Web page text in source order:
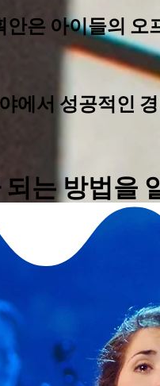
은 아이들의
에서 성공적인
는 방법을